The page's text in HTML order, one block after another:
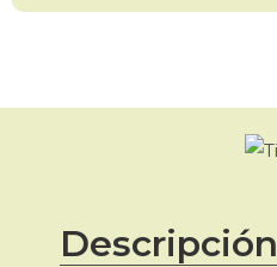
Descripción